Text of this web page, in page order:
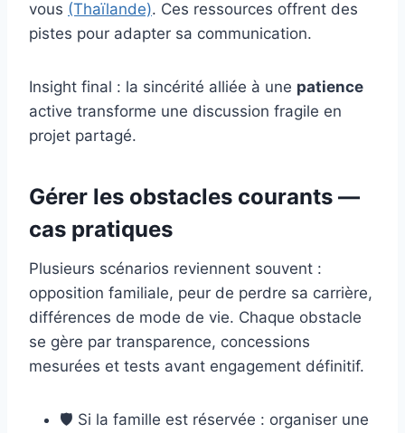
vous (Thaïlande). Ces ressources offrent des
pistes pour adapter sa communication.
Insight final : la sincérité alliée à une patience
active transforme une discussion fragile en
projet partagé.
Gérer les obstacles courants —
cas pratiques
Plusieurs scénarios reviennent souvent :
opposition familiale, peur de perdre sa carrière,
différences de mode de vie. Chaque obstacle
se gère par transparence, concessions
mesurées et tests avant engagement définitif.
🛡️ Si la famille est réservée : organiser une